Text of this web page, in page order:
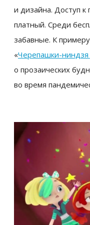
и дизайна. Доступ к
платный. Среди
забавные. К
«Черепашки-
о прозаических
во время